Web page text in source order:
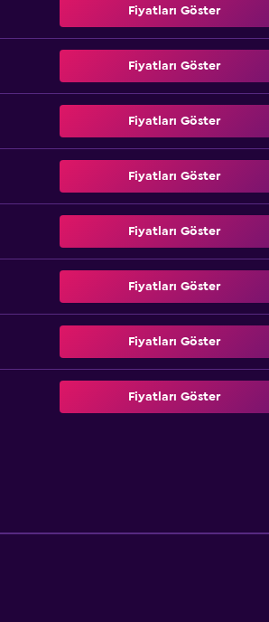
Fiyatları Göster
Fiyatları Göster
Fiyatları Göster
Fiyatları Göster
Fiyatları Göster
Fiyatları Göster
Fiyatları Göster
Fiyatları Göster